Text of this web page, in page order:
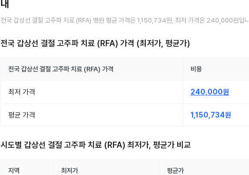
내
전국 갑상선 결절 고주파 치료 (RFA) 병원 평균 가격은 1,150,734원 , 최저 가격은 240,000원입
전국 갑상선 결절 고주파 치료 (RFA) 가격 (최저가, 평균가)
전국 갑상선 결절 고주파 치료 (RFA) 가격 비용
최저 가격 240,000원
평균 가격 1,150,734원
시도별 갑상선 결절 고주파 치료 (RFA) 최저가, 평균가 비교
지역 최저가 평균가